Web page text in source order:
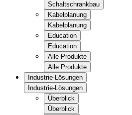
Schaltschrankbau
Kabelplanung
Kabelplanung
Education
Education
Alle Produkte
Alle Produkte
Industrie-Lösungen
Industrie-Lösungen
Überblick
Überblick